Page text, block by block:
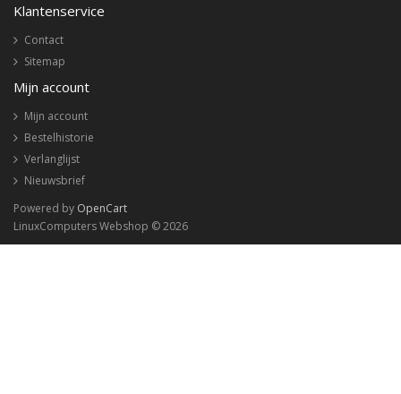
Klantenservice
Contact
Sitemap
Mijn account
Mijn account
Bestelhistorie
Verlanglijst
Nieuwsbrief
Powered by OpenCart
LinuxComputers Webshop © 2026